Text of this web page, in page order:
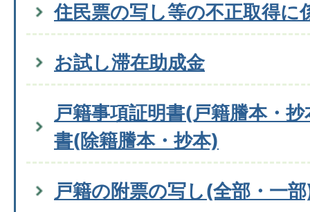
住民票の写し等の不正取得に
お試し滞在助成金
戸籍事項証明書(戸籍謄本・
書(除籍謄本・抄本)
戸籍の附票の写し(全部・一